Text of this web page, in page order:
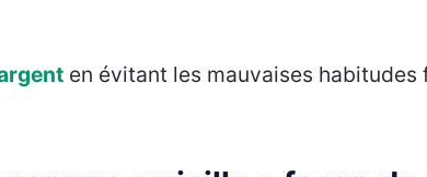
en évitant les mauvaises